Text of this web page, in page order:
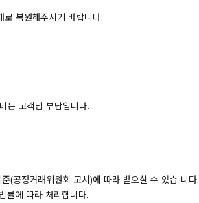
복원해주시기 바랍니다.
는 고객님 부담입니다.
(공정거래위원회 고시)에 따라 받으실 수 있습 니다.
률에 따라 처리합니다.